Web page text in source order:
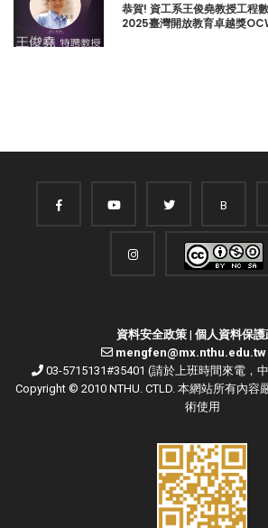
恭賀! 資工系王俊堯教授工程
2025臺灣開放教育卓越獎
B
資料安全政策| 個人資料保護
mengfen@mx.nthu.edu.tw
03-5715131#35401 (請於上班時間來電，
Copyright © 2010 NTHU. CTLD. 本網站所有內容
術使用